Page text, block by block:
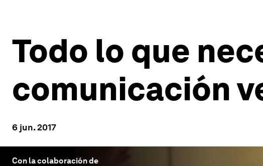
Todo lo que
comunicación
6 jun. 2017
Con la colaboración de